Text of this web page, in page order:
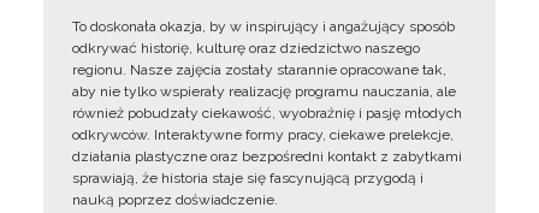
To doskonała okazja, by w inspirujący i angażujący sposób
odkrywać historię, kulturę oraz dziedzictwo naszego
regionu. Nasze zajęcia zostały starannie opracowane tak,
aby nie tylko wspierały realizację programu nauczania, ale
również pobudzały ciekawość, wyobraźnię i pasję młodych
odkrywców. Interaktywne formy pracy, ciekawe prelekcje,
działania plastyczne oraz bezpośredni kontakt z zabytkami
sprawiają, że historia staje się fascynującą przygodą i
nauką poprzez doświadczenie.